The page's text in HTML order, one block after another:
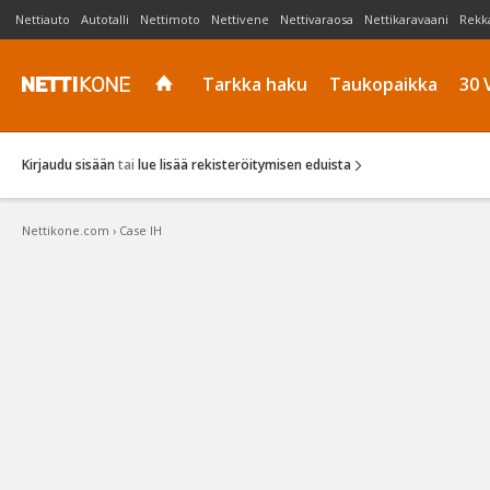
Nettiauto Autotalli Nettimoto Nettivene Nettivaraosa Nettikaravaani
Tarkka haku Taukopaikka 30
Kirjaudu sisään tai lue lisää rekisteröitymisen eduista
Nettikone.com › Case IH